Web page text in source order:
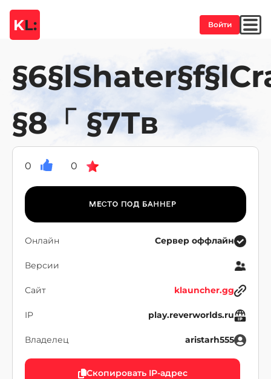
KL: Войти
§8「 §7Тв
0 0
Онлайн Сервер оффлайн
Версии
Сайт klauncher.gg
IP play.reverworlds.ru
Владелец aristarh555
Скопировать IP-адрес